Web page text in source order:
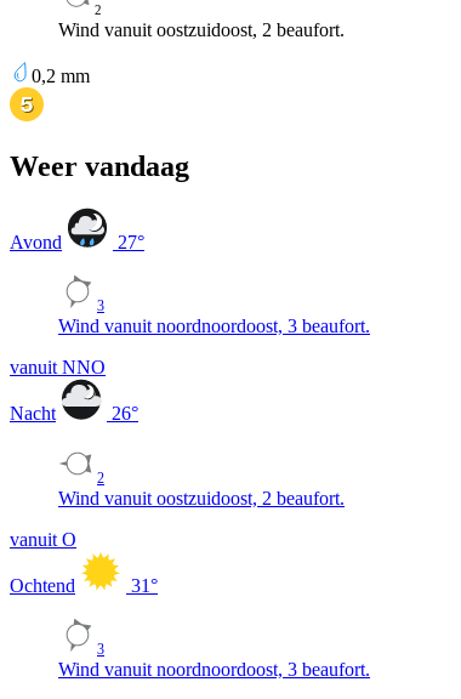
2
Wind vanuit oostzuidoost, 2 beaufort.
0,2 mm
Weer vandaag
Avond 27°
3
Wind vanuit noordnoordoost, 3 beaufort.
vanuit NNO
Nacht 26°
2
Wind vanuit oostzuidoost, 2 beaufort.
vanuit O
Ochtend 31°
3
Wind vanuit noordnoordoost, 3 beaufort.